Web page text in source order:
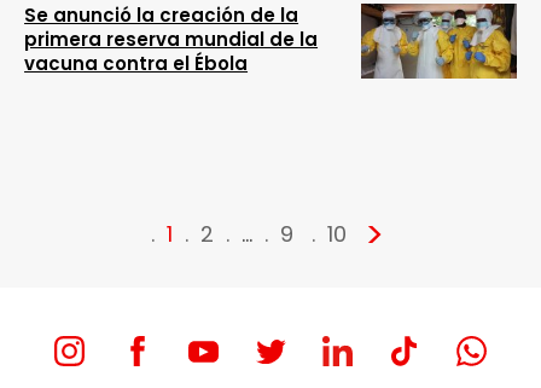
Se anunció la creación de la
primera reserva mundial de la
vacuna contra el Ébola
1 2 … 9 10 >